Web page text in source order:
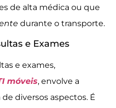
de alta médica ou que
durante o transporte.
e Exames
e exames,
móveis, envolve a
diversos aspectos. É